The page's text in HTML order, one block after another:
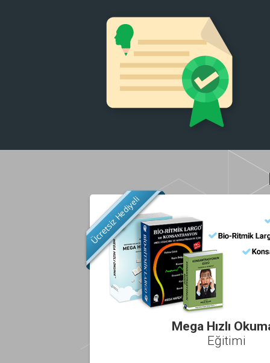
Ücretsiz
Hediyeli
Mega Hızlı
Eğitimi